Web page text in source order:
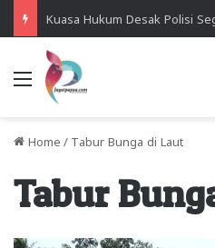
Menu
Home / Tabur Bunga di Laut
Tabur